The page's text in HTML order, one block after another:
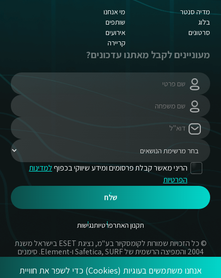
אנחנו משתמשים בעוגיות (Cookies) כדי לשפר את חוויית
מדיה סנטר
בלוג
סרטונים
מי אנחנו
שותפים
אירועים
קריירה
מעוניינים לקבל מאתנו עדכונים?
הריני מאשר קבלת פרסומים ומידע שיווקי בכפוףלמדינות
הפרטיות
שלח
תקנון האתרפרטיותנגישות
© כל הזכויות שמורות לקומסקיור בע"מ, נציגת ESET בישראל משנת
2004 והמפיצה הרשמית של Safetica, SURF ו-Element. סימנים
מסחריים אשר בשימוש באתר זה הינם סימנים מסחריים או מותגים
רשומים של החברות הרשומות.